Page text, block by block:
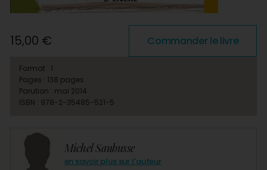
Michel Saubusse
en savoir plus sur l'auteur
15,00 € Commander le livre
Format : 1
Pages : 138 pages
Parution : mai 2014
ISBN : 978-2-35485-521-5